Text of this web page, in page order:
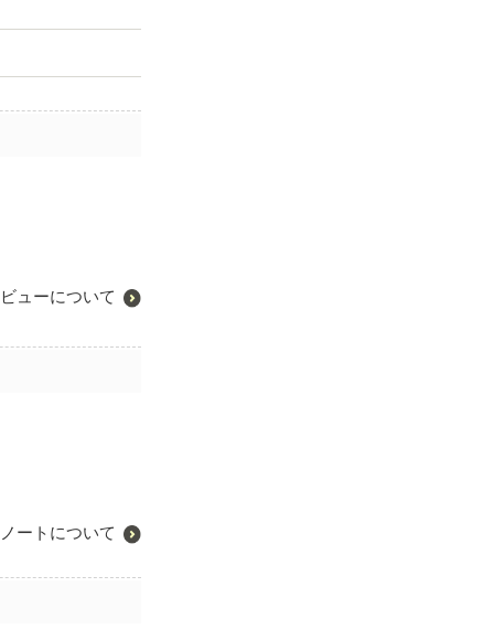
ューについて
ートについて